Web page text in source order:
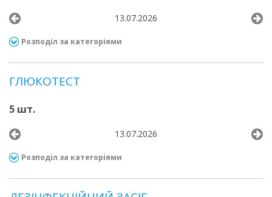
13.07.2026
Розподіл за категоріями
ГЛЮКОТЕСТ
5 шт.
13.07.2026
Розподіл за категоріями